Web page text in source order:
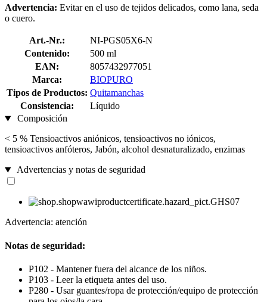
Advertencia: Evitar en el uso de tejidos delicados, como lana, seda
o cuero.
Art.-Nr.:
NI-PGS05X6-N
Contenido:
500 ml
EAN:
8057432977051
Marca:
BIOPURO
Tipos de Productos: Quitamanchas
Consistencia:
Líquido
Composición
< 5 % Tensioactivos aniónicos, tensioactivos no iónicos,
tensioactivos anfóteros, Jabón, alcohol desnaturalizado, enzimas
Advertencias y notas de seguridad
Advertencia: atención
Notas de seguridad:
P102 - Mantener fuera del alcance de los niños.
P103 - Leer la etiqueta antes del uso.
P280 - Usar guantes/ropa de protección/equipo de protección